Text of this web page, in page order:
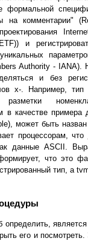
формальной
на комментарии"
и
Authority - IANA).
и без
х-. Например, тип
в качестве примера
может быть
процессорам,
данные ASCII.
что это
тип, а
определить,
его и